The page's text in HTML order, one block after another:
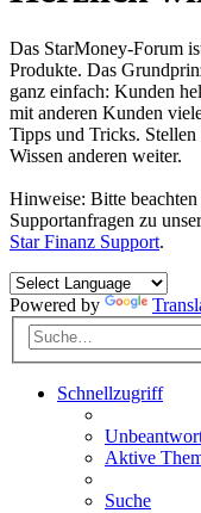
Das StarMoney-Forum
Produkte. Das
ganz einfach: Kunden
mit anderen Kunden
Tipps und Tricks.
Wissen anderen weiter.
Hinweise: Bitte beachten
Supportanfragen zu
Star Finanz Support.
Powered by
Schnellzugriff
Aktive
Suche